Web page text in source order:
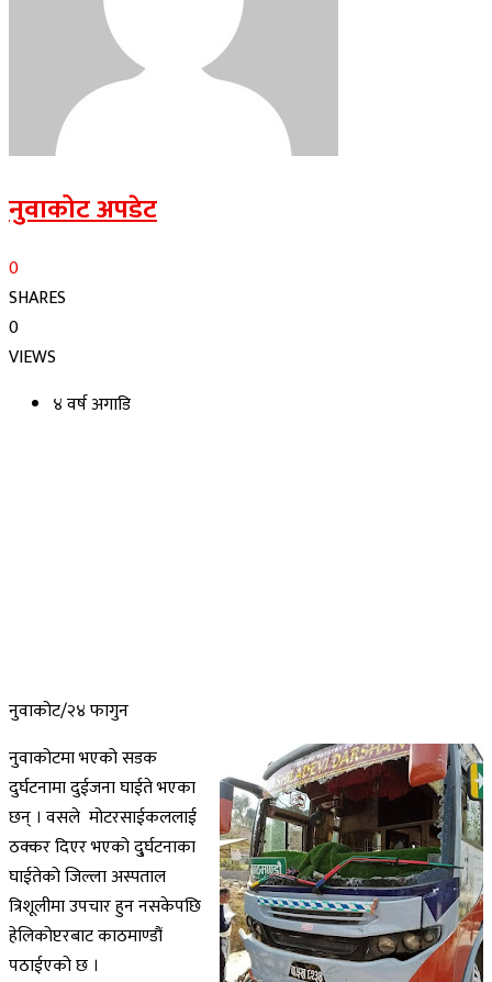
नुवाकोट अपडेट
0
SHARES
0
VIEWS
४ वर्ष अगाडि
नुवाकोट/२४ फागुन
नुवाकोटमा भएको सडक
दुर्घटनामा दुईजना घाईते भएका
छन् । वसले मोटरसाईकललाई
ठक्कर दिएर भएको दु्र्घटनाका
घाईतेको जिल्ला अस्पताल
त्रिशूलीमा उपचार हुन नसकेपछि
हेलिकोप्टरबाट काठमाण्डौं
पठाईएको छ ।